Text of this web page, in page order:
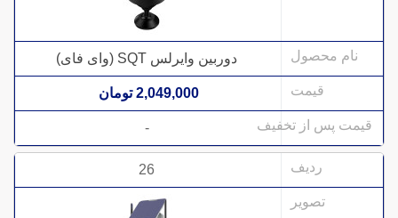
دوربین وایرلس SQT (وای فای)
2,049,000 تومان
-
26